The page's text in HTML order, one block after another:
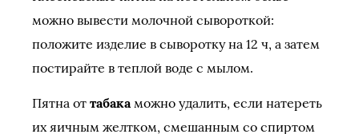
можно вывести молочной сывороткой:
положите изделие в сыворотку на 12 ч, а затем
постирайте в теплой воде с мылом.
Пятна от табакаможно удалить, если натереть
их яичным желтком, смешанным со спиртом